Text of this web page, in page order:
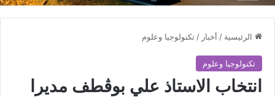
الرئيسية / أخبار / تكنولوجيا وعلوم
تكنولوجيا وعلوم
انتخاب الاستاذ علي بوڨطف مديرا